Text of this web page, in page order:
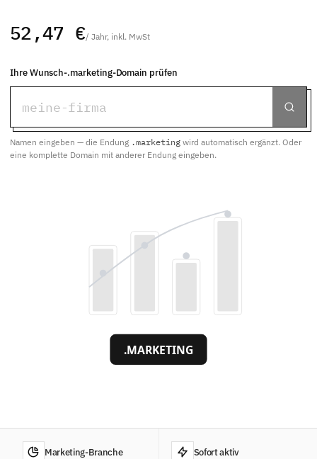
52,47 €/ Jahr, inkl. MwSt
Ihre Wunsch-.marketing-Domain prüfen
Namen eingeben — die Endung .marketing wird automatisch ergänzt. Oder
eine komplette Domain mit anderer Endung eingeben.
.MARKETING
Marketing-Branche Sofort aktiv